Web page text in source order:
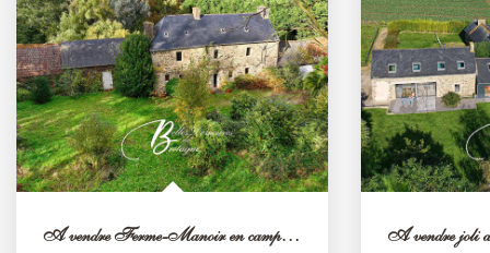
A vendre Ferme-Manoir en campagne trégoroise Côtes d'Armor